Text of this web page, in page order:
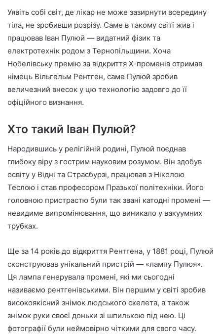
Уявіть собі світ, де лікар не може зазирнути всередину
тіла, не зробивши розрізу. Саме в такому світі жив і
працював Іван Пулюй — видатний фізик та
електротехнік родом з Тернопільщини. Хоча
Нобелівську премію за відкриття Х-променів отримав
німець Вільгельм Рентген, саме Пулюй зробив
величезний внесок у цю технологію задовго до її
офіційного визнання.
Хто такий Іван Пулюй?
Народившись у релігійній родині, Пулюй поєднав
глибоку віру з гострим науковим розумом. Він здобув
освіту у Відні та Страсбурзі, працював з Ніколою
Теслою і став професором Празької політехніки. Його
головною пристрастю були так звані катодні промені —
невидиме випромінювання, що виникало у вакуумних
трубках.
Ще за 14 років до відкриття Рентгена, у 1881 році, Пулюй
сконструював унікальний пристрій — «лампу Пулюя».
Ця лампа генерувала промені, які ми сьогодні
називаємо рентгенівськими. Він першим у світі зробив
високоякісний знімок людського скелета, а також
знімок руки своєї доньки зі шпилькою під нею. Ці
фотографії були неймовірно чіткими для свого часу.